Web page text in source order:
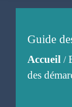
Guide
Accueil/
des